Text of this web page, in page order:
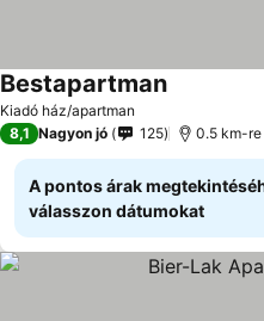
Kiadó ház/apartman
Bestapartman
8,1 Nagyon jó 125 0.5 km-re
A pontos árak
válasszon dátumokat